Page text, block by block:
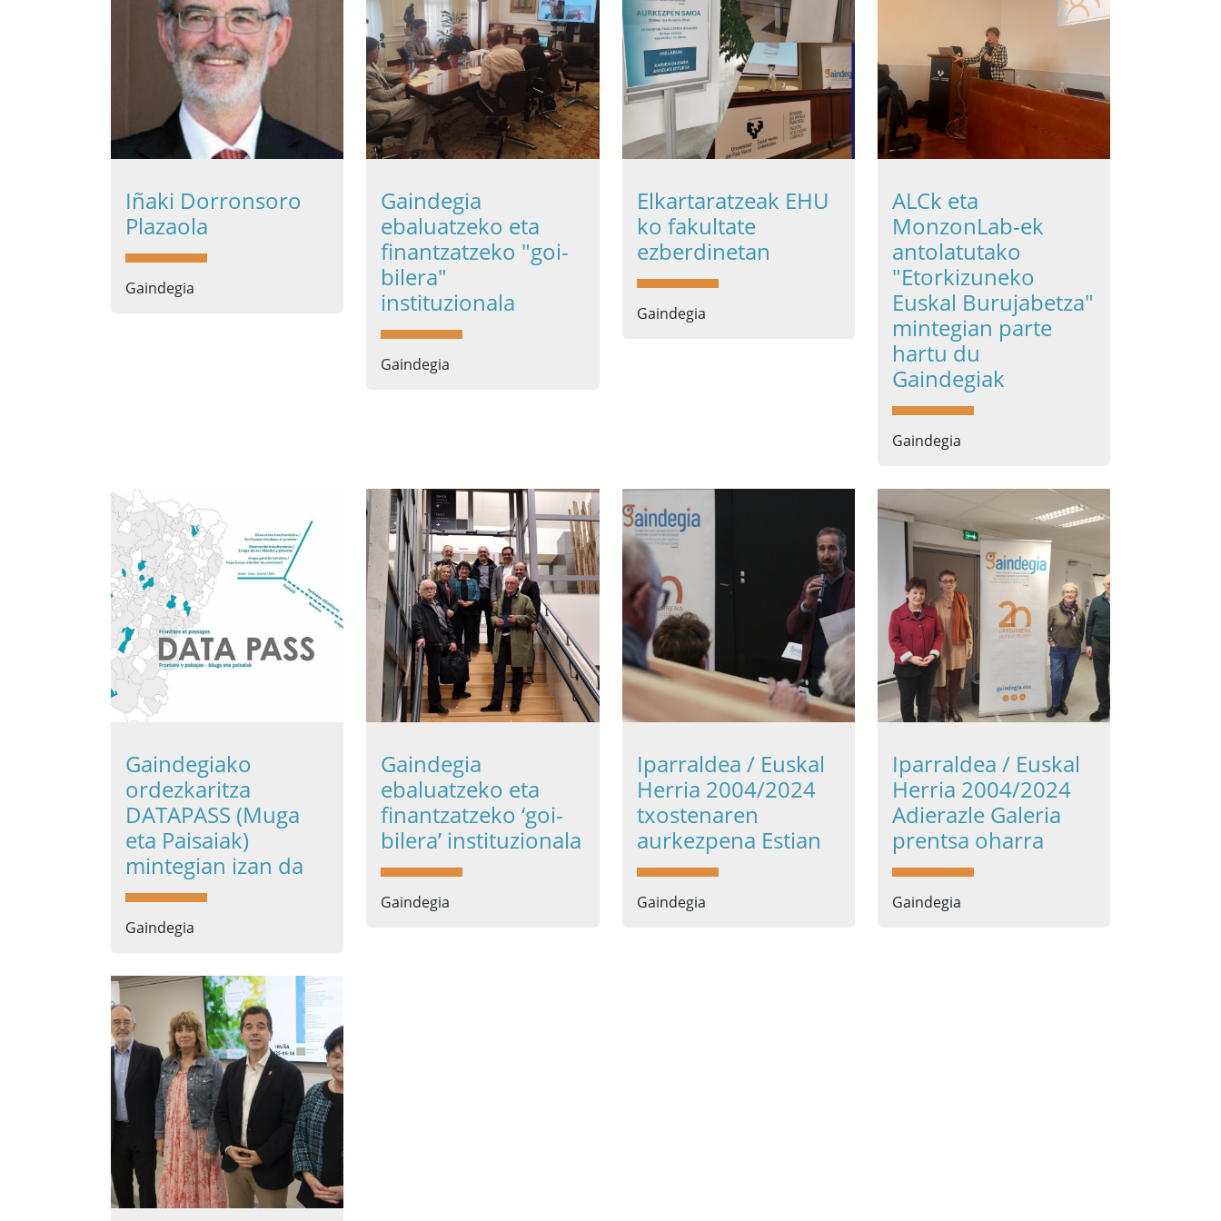
Iñaki Dorronsoro
Plazaola
Gaindegia
Gaindegia
ebaluatzeko eta
finantzatzeko "goi-
bilera"
instituzionala
Gaindegia
Elkartaratzeak EHU
ko fakultate
ezberdinetan
Gaindegia
ALCk eta
MonzonLab-ek
antolatutako
"Etorkizuneko
Euskal Burujabetza"
mintegian parte
hartu du
Gaindegiak
Gaindegia
Gaindegiako
ordezkaritza
DATAPASS (Muga
eta Paisaiak)
mintegian izan da
Gaindegia
Gaindegia
ebaluatzeko eta
finantzatzeko ‘goi-
bilera’ instituzionala
Gaindegia
Iparraldea / Euskal
Herria 2004/2024
txostenaren
aurkezpena Estian
Gaindegia
Iparraldea / Euskal
Herria 2004/2024
Adierazle Galeria
prentsa oharra
Gaindegia